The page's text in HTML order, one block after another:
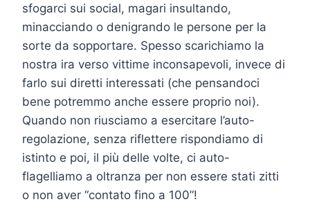
sfogarci sui social, magari insultando,
minacciando o denigrando le persone per la
sorte da sopportare. Spesso scarichiamo la
nostra ira verso vittime inconsapevoli, invece di
farlo sui diretti interessati (che pensandoci
bene potremmo anche essere proprio noi).
Quando non riusciamo a esercitare l’auto-
regolazione, senza riflettere rispondiamo di
istinto e poi, il più delle volte, ci auto-
flagelliamo a oltranza per non essere stati zitti
o non aver “contato fino a 100”!